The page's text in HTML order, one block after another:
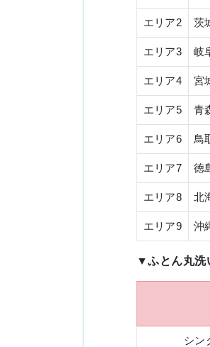
エリア2 茨
エリア3 岐
エリア4 宮
エリア5 青
エリア6 鳥
エリア7 徳
エリア8 北
エリア9 沖
▼ふとん丸洗
シン